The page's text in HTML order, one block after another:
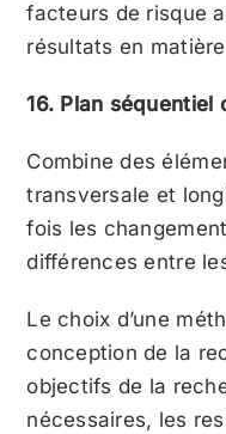
facteurs de risque
résultats en
16. Plan séquentiel
Combine des
transversale et
fois les
différences entre
Le choix d’une
conception de la
objectifs de la
nécessaires, les